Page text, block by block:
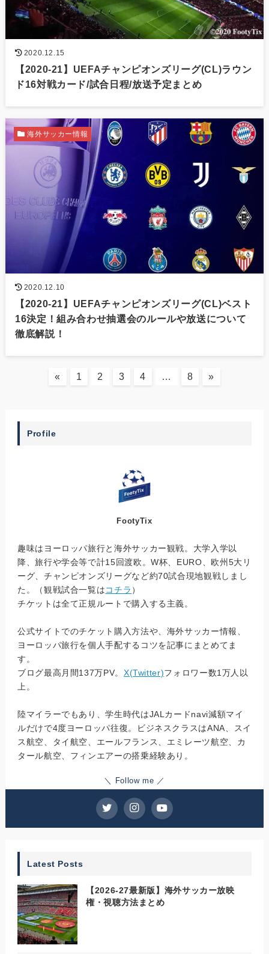
2020.12.15
【2020-21】UEFAチャンピオンズリーグ(CL)ラウン
ド16対戦カード/試合日程/放送予定まとめ
2020.12.10
【2020-21】UEFAチャンピオンズリーグ(CL)ベスト
16決定！組み合わせ抽選会のルールや放送について
徹底解説！
海外サッカー情報
« 1 2 3 4 … 8 »
Profile
FootyTix
趣味はヨーロッパ旅行と海外サッカー観戦。大学入学以
降、旅行や学会等で計15回渡欧。W杯、EURO、欧州5大リ
ーグ、チャンピオンズリーグなど約70試合現地観戦しまし
た。（観戦試合一覧はコチラ ）
チケットは全て正規ルートで購入する主義。
公式サイトでのチケット購入方法や、海外サッカー情報、
ヨーロッパ旅行を個人手配するコツを記事にまとめてま
す。
ブログ最高月間137万PV。 X(Twitter)フォロワー数1万人以
上。
陸マイラーでもあり、学生時代はJALカードnavi減額マイ
ルだけで4度ヨーロッパ往復。ビジネスクラスはANA、スイ
ス航空、タイ航空、エールフランス、エミレーツ航空、カ
タール航空、フィンエアーの搭乗経験あり。
＼ Follow me ／
Latest Posts
【2026-27最新版】海外サッカー放映
権・視聴方法まとめ